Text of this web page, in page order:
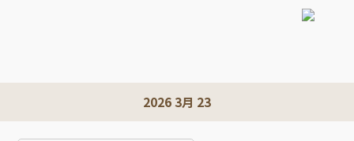
2026 3月 23